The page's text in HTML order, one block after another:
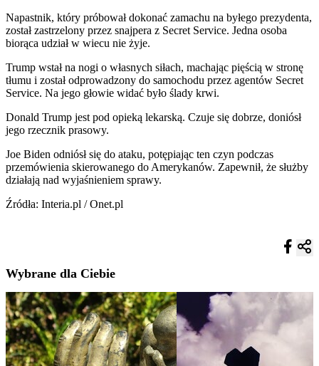
Napastnik, który próbował dokonać zamachu na byłego prezydenta,
został zastrzelony przez snajpera z Secret Service. Jedna osoba
biorąca udział w wiecu nie żyje.
Trump wstał na nogi o własnych siłach, machając pięścią w stronę
tłumu i został odprowadzony do samochodu przez agentów Secret
Service. Na jego głowie widać było ślady krwi.
Donald Trump jest pod opieką lekarską. Czuje się dobrze, doniósł
jego rzecznik prasowy.
Joe Biden odniósł się do ataku, potępiając ten czyn podczas
przemówienia skierowanego do Amerykanów. Zapewnił, że służby
działają nad wyjaśnieniem sprawy.
Źródła: Interia.pl / Onet.pl
Wybrane dla Ciebie